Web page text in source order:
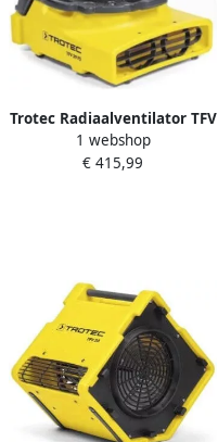
Trotec Radiaalventilator TFV
29 | 1150m³ u TRO17395
1 webshop
€ 415,99